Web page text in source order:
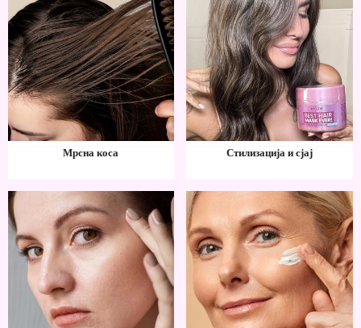
Мрсна коса Стилизација и сјај